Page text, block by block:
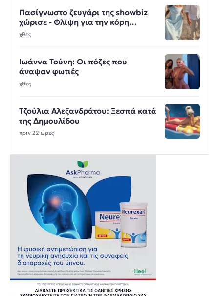
Πασίγνωστο ζευγάρι της showbiz
χώρισε - Θλίψη για την κόρη
ευρωβουλευτή
χθες
Ιωάννα Τούνη: Οι πόζες που
άναψαν φωτιές
χθες
Τζούλια Αλεξανδράτου: Ξεσπά κατά
της Δημουλίδου
πριν 22 ώρες